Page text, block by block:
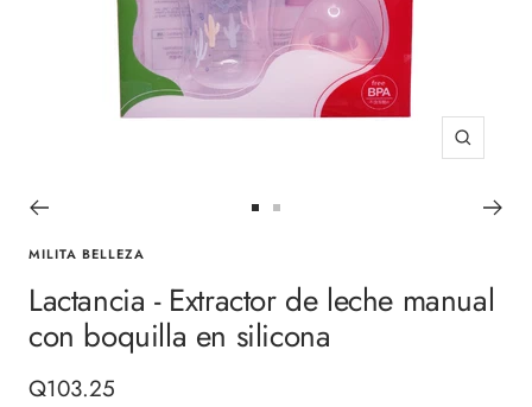
Zoom
diapositiva
1
diapositiva
2
MILITA BELLEZA
Lactancia - Extractor de leche manual
con boquilla en silicona
Precio
Q103.25